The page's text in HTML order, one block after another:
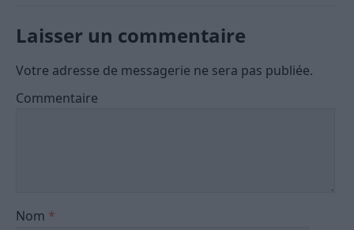
Laisser un commentaire
Votre adresse de messagerie ne sera pas publiée.
Commentaire
Nom *